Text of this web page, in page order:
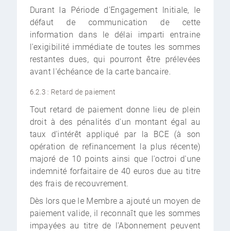
Durant la Période d'Engagement Initiale, le
défaut de communication de cette
information dans le délai imparti entraine
l'exigibilité immédiate de toutes les sommes
restantes dues, qui pourront être prélevées
avant l'échéance de la carte bancaire.
6.2.3 : Retard de paiement
Tout retard de paiement donne lieu de plein
droit à des pénalités d'un montant égal au
taux d'intérêt appliqué par la BCE (à son
opération de refinancement la plus récente)
majoré de 10 points ainsi que l'octroi d'une
indemnité forfaitaire de 40 euros due au titre
des frais de recouvrement.
Dès lors que le Membre a ajouté un moyen de
paiement valide, il reconnaît que les sommes
impayées au titre de l'Abonnement peuvent